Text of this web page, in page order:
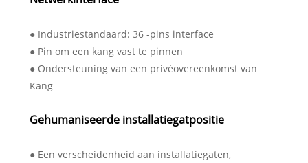
● Industriestandaard: 36 -pins interface
● Pin om een ​​kang vast te pinnen
● Ondersteuning van een privéovereenkomst van
Kang
Gehumaniseerde installatiegatpositie
● Een verscheidenheid aan installatiegaten,